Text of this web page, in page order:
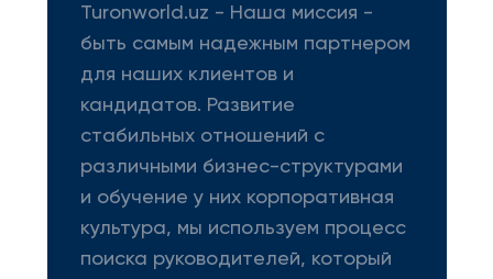
Turonworld.uz - Наша миссия -
быть самым надежным партнером
для наших клиентов и
кандидатов. Развитие
стабильных отношений с
различными бизнес-структурами
и обучение у них корпоративная
культура, мы используем процесс
поиска руководителей, который